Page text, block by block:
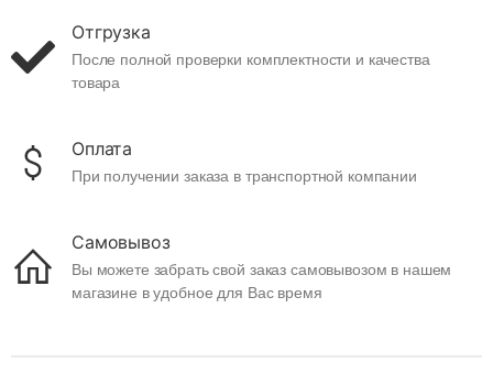
Отгрузка
После полной проверки комплектности и качества
товара
Оплата
При получении заказа в транспортной компании
Самовывоз
Вы можете забрать свой заказ самовывозом в нашем
магазине в удобное для Вас время